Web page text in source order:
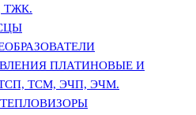
ТЖК.
ПЛАТИНОВЫЕ И
ТСМ, ЭЧП, ЭЧМ.